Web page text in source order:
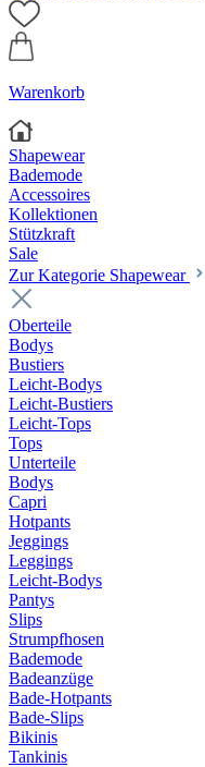
Warenkorb
Shapewear
Bademode
Accessoires
Kollektionen
Stützkraft
Sale
Zur Kategorie Shapewear
Oberteile
Bodys
Bustiers
Leicht-Bodys
Leicht-Bustiers
Leicht-Tops
Tops
Unterteile
Bodys
Capri
Hotpants
Jeggings
Leggings
Leicht-Bodys
Pantys
Slips
Strumpfhosen
Bademode
Badeanzüge
Bade-Hotpants
Bade-Slips
Bikinis
Tankinis